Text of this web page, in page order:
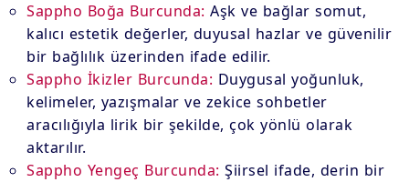
Sappho Boğa Burcunda: Aşk ve bağlar somut,
kalıcı estetik değerler, duyusal hazlar ve güvenilir
bir bağlılık üzerinden ifade edilir.
Sappho İkizler Burcunda: Duygusal yoğunluk,
kelimeler, yazışmalar ve zekice sohbetler
aracılığıyla lirik bir şekilde, çok yönlü olarak
aktarılır.
Sappho Yengeç Burcunda: Şiirsel ifade, derin bir